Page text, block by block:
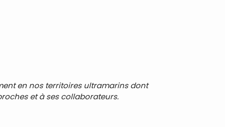
en nos territoires ultramarins dont
et à ses collaborateurs.